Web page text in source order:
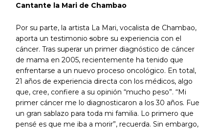
Cantante la Mari de Chambao
Por su parte, la artista La Mari, vocalista de Chambao,
aporta un testimoniosobre su experiencia con el
cáncer. Tras superar un primer diagnóstico de cáncer
de mama en 2005, recientemente ha tenido que
enfrentarse a un nuevo proceso oncológico. En total,
21 años de experiencia directa con los médicos, algo
que, cree, confiere a su opinión “mucho peso”. “Mi
primer cáncer me lo diagnosticaron a los 30 años. Fue
un gran sablazo para toda mi familia. Lo primero que
pensé es que me iba a morir”, recuerda. Sin embargo,